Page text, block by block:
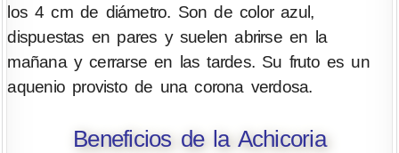
los 4 cm de diámetro. Son de color azul,
dispuestas en pares y suelen abrirse en la
mañana y cerrarse en las tardes. Su fruto es un
aquenio provisto de una corona verdosa.
Beneficios de la Achicoria